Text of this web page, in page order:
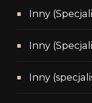
Inny
Inny
Inny